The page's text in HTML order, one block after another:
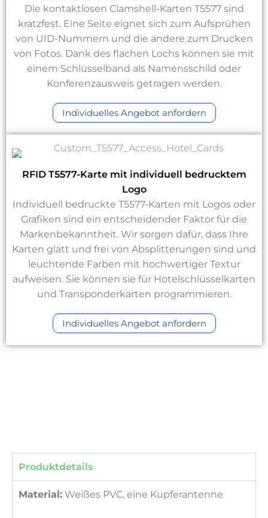
Die kontaktlosen Clamshell-Karten T5577 sind
kratzfest. Eine Seite eignet sich zum Aufsprühen
von UID-Nummern und die andere zum Drucken
von Fotos. Dank des flachen Lochs können sie mit
einem Schlüsselband als Namensschild oder
Konferenzausweis getragen werden.
Individuelles Angebot anfordern
RFID T5577-Karte mit individuell bedrucktem
Logo
Individuell bedruckte T5577-Karten mit Logos oder
Grafiken sind ein entscheidender Faktor für die
Markenbekanntheit. Wir sorgen dafür, dass Ihre
Karten glatt und frei von Absplitterungen sind und
leuchtende Farben mit hochwertiger Textur
aufweisen. Sie können sie für Hotelschlüsselkarten
und Transponderkarten programmieren.
Individuelles Angebot anfordern
Produktdetails
Material: Weißes PVC, eine Kupferantenne